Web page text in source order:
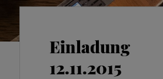
Einladung
12.11.2015